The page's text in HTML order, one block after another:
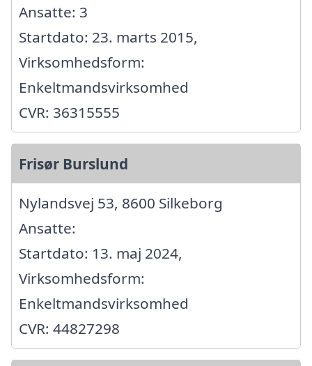
Ansatte: 3
Startdato: 23. marts 2015,
Virksomhedsform:
Enkeltmandsvirksomhed
CVR: 36315555
Frisør Burslund
Nylandsvej 53, 8600 Silkeborg
Ansatte:
Startdato: 13. maj 2024,
Virksomhedsform:
Enkeltmandsvirksomhed
CVR: 44827298